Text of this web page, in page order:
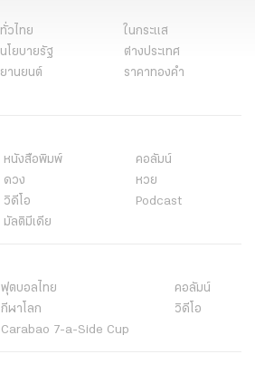
ทั่วไทย
ในกระแส
นโยบายรัฐ
ต่างประเทศ
ยานยนต์
ราคาทองคำ
หนังสือพิมพ์
คอลัมน์
ดวง
หวย
วิดีโอ
Podcast
มัลติมีเดีย
ฟุตบอลไทย
คอลัมน์
กีฬาโลก
วิดีโอ
Carabao 7-a-Side Cup